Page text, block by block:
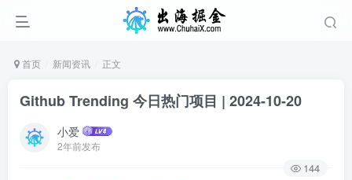
首页 新闻资讯 正文
Github Trending 今日热门项目 | 2024-10-20
小爱
2年前发布
144